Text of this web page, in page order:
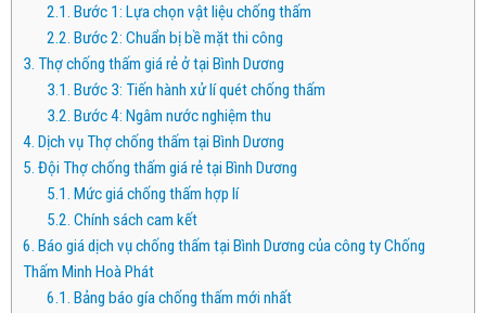
2.1. Bước 1: Lựa chọn vật liệu chống thấm
2.2. Bước 2: Chuẩn bị bề mặt thi công
3. Thợ chống thấm giá rẻ ở tại Bình Dương
3.1. Bước 3: Tiến hành xử lí quét chống thấm
3.2. Bước 4: Ngâm nước nghiệm thu
4. Dịch vụ Thợ chống thấm tại Bình Dương
5. Đội Thợ chống thấm giá rẻ tại Bình Dương
5.1. Mức giá chống thấm hợp lí
5.2. Chính sách cam kết
6. Báo giá dịch vụ chống thấm tại Bình Dương của công ty Chống
Thấm Minh Hoà Phát
6.1. Bảng báo gía chống thấm mới nhất